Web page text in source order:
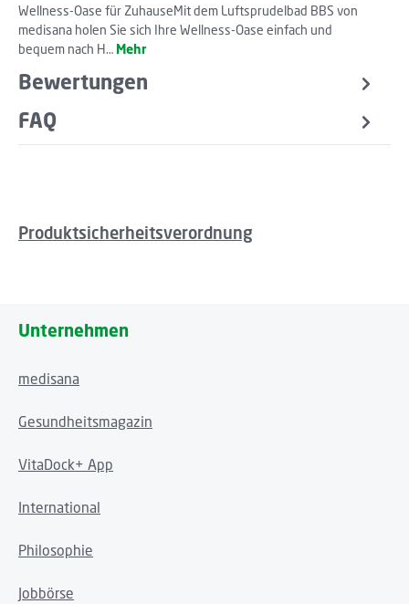
Wellness-Oase für ZuhauseMit dem Luftsprudelbad BBS von
medisana holen Sie sich Ihre Wellness-Oase einfach und
bequem nach H… Mehr
Bewertungen
FAQ
Produktsicherheitsverordnung
Unternehmen
medisana
Gesundheitsmagazin
VitaDock+ App
International
Philosophie
Jobbörse